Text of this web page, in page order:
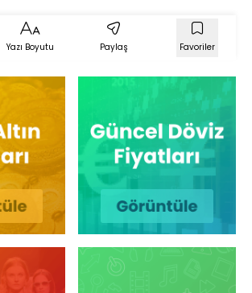
Yazı Boyutu Paylaş Favoriler